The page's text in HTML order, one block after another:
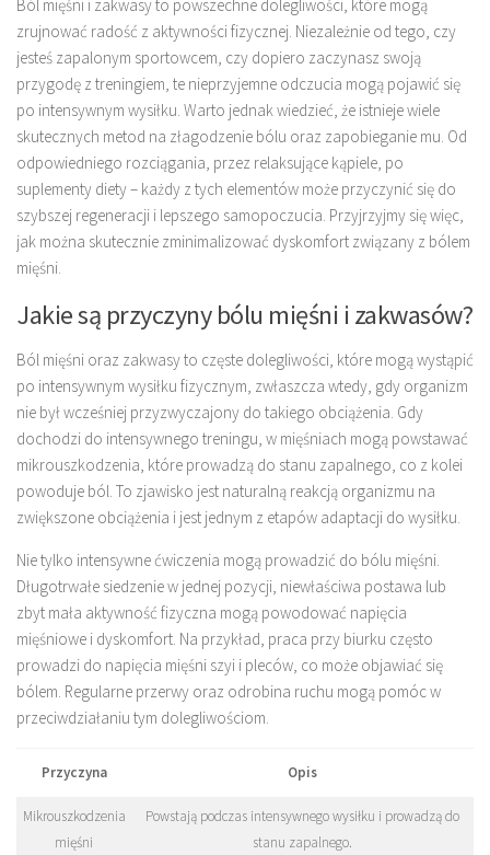
Ból mięśni i zakwasy to powszechne dolegliwości, które mogą
zrujnować radość z aktywności fizycznej. Niezależnie od tego, czy
jesteś zapalonym sportowcem, czy dopiero zaczynasz swoją
przygodę z treningiem, te nieprzyjemne odczucia mogą pojawić się
po intensywnym wysiłku. Warto jednak wiedzieć, że istnieje wiele
skutecznych metod na złagodzenie bólu oraz zapobieganie mu. Od
odpowiedniego rozciągania, przez relaksujące kąpiele, po
suplementy diety – każdy z tych elementów może przyczynić się do
szybszej regeneracji i lepszego samopoczucia. Przyjrzyjmy się więc,
jak można skutecznie zminimalizować dyskomfort związany z bólem
mięśni.
Jakie są przyczyny bólu mięśni i zakwasów?
Ból mięśni oraz zakwasy to częste dolegliwości, które mogą wystąpić
po intensywnym wysiłku fizycznym, zwłaszcza wtedy, gdy organizm
nie był wcześniej przyzwyczajony do takiego obciążenia. Gdy
dochodzi do intensywnego treningu, w mięśniach mogą powstawać
mikrouszkodzenia, które prowadzą do stanu zapalnego, co z kolei
powoduje ból. To zjawisko jest naturalną reakcją organizmu na
zwiększone obciążenia i jest jednym z etapów adaptacji do wysiłku.
Nie tylko intensywne ćwiczenia mogą prowadzić do bólu mięśni.
Długotrwałe siedzenie w jednej pozycji, niewłaściwa postawa lub
zbyt mała aktywność fizyczna mogą powodować napięcia
mięśniowe i dyskomfort. Na przykład, praca przy biurku często
prowadzi do napięcia mięśni szyi i pleców, co może objawiać się
bólem. Regularne przerwy oraz odrobina ruchu mogą pomóc w
przeciwdziałaniu tym dolegliwościom.
Przyczyna Opis
Mikrouszkodzenia
mięśni
Powstają podczas intensywnego wysiłku i prowadzą do
stanu zapalnego.